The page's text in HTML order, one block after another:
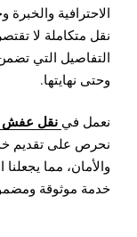
الاحترافية
نقل متكاملة لا
التفاصيل التي
وحتى نهايتها.
نعمل في نقل عفش
نحرص على تقديم
والأمان، مما
خدمة موثوقة